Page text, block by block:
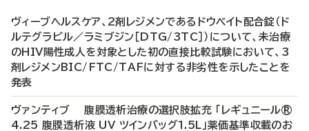
ヴィーブヘルスケア、2剤レジメンであるドウベイト配合錠（ド
ルテグラビル／ラミブジン［DTG/3TC］）について、未治療
のHIV陽性成人を対象とした初の直接比較試験において、3
剤レジメンBIC/FTC/TAFに対する非劣性を示したことを
発表
ヴァンティブ 腹膜透析治療の選択肢拡充 「レギュニール®
4.25 腹膜透析液 UV ツインバッグ1.5L」薬価基準収載のお